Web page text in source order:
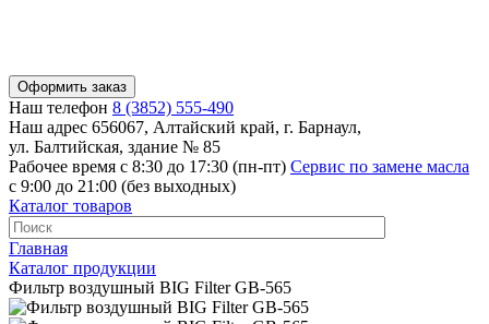
Оформить заказ
Наш телефон 8 (3852) 555-490
Наш адрес 656067, Алтайский край, г. Барнаул,
ул. Балтийская, здание № 85
Рабочее время с 8:30 до 17:30 (пн-пт) Сервис по замене масла
с 9:00 до 21:00 (без выходных)
Каталог товаров
Главная
Каталог продукции
Фильтр воздушный BIG Filter GB-565